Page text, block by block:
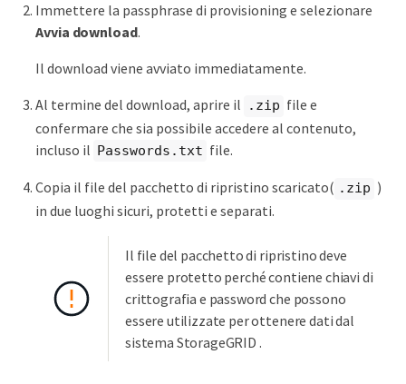
Immettere la passphrase di provisioning e selezionare
Avvia download.
Il download viene avviato immediatamente.
Al termine del download, aprire il
.zip file e
confermare che sia possibile accedere al contenuto,
incluso il Passwords.txt file.
Copia il file del pacchetto di ripristino scaricato( .zip )
in due luoghi sicuri, protetti e separati.
Il file del pacchetto di ripristino deve
essere protetto perché contiene chiavi di
crittografia e password che possono
essere utilizzate per ottenere dati dal
sistema StorageGRID .